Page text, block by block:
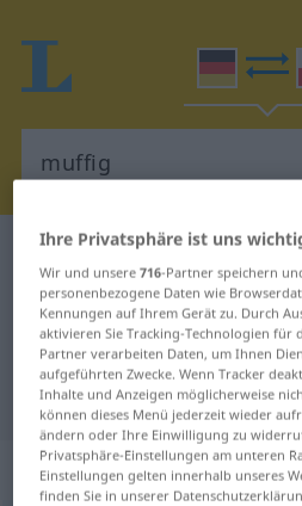
Deutsch-Polnisch
Deutsch-Polnisch
"muffig"
"muffig" Polnisch
„muffig“
Ihre Privatsphäre ist uns
Wir und unsere716-Partner speichern
personenbezogene Daten wie
Kennungen auf Ihrem Gerät zu. Durch
aktivieren Sie Tracking-Technologien für
Partner verarbeiten Daten, um Ihnen
aufgeführten Zwecke. Wenn Tracker
Inhalte und Anzeigen möglicherweise
können dieses Menü jederzeit wieder
ändern oder Ihre Einwilligung zu
Privatsphäre-Einstellungen am unteren
Einstellungen gelten innerhalb unseres
finden Sie in unserer